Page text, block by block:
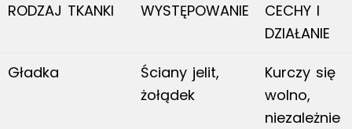
RODZAJ TKANKI WYSTĘPOWANIE
CECHY I
DZIAŁANIE
Gładka
Ściany jelit,
żołądek
Kurczy się
wolno,
niezależnie